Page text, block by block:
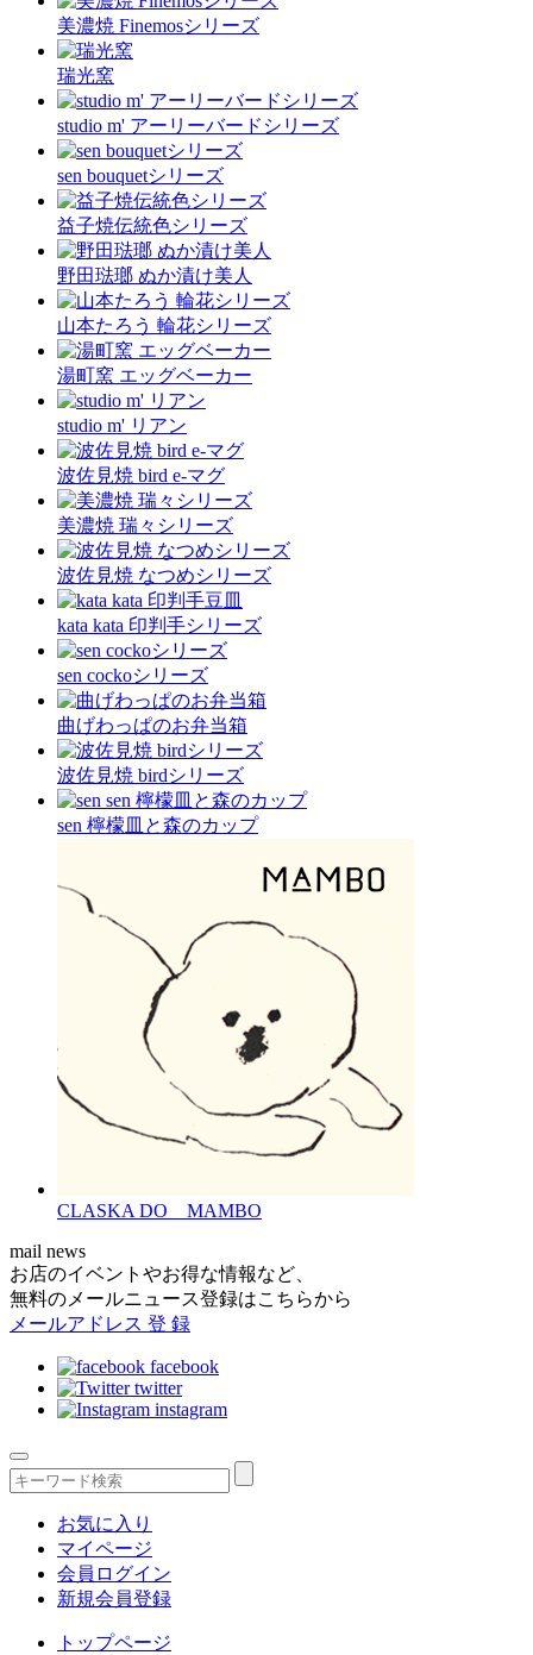
美濃焼 Finemosシリーズ
瑞光窯
studio m' アーリーバードシリーズ
sen bouquetシリーズ
益子焼伝統色シリーズ
野田琺瑯 ぬか漬け美人
山本たろう 輪花シリーズ
湯町窯 エッグベーカー
studio m' リアン
波佐見焼 bird e-マグ
美濃焼 瑞々シリーズ
波佐見焼 なつめシリーズ
kata kata 印判手シリーズ
sen cockoシリーズ
曲げわっぱのお弁当箱
波佐見焼 birdシリーズ
sen 檸檬皿と森のカップ
CLASKA DO MAMBO
mail news
お店のイベントやお得な情報など、
無料のメールニュース登録はこちらから
メールアドレス 登 録
facebook
twitter
instagram
お気に入り
マイページ
会員ログイン
新規会員登録
トップページ